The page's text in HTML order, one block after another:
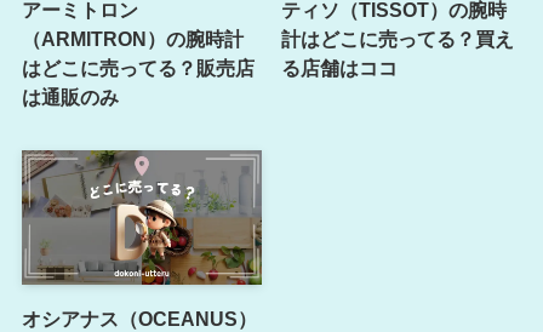
アーミトロン
（ARMITRON）の腕時計
はどこに売ってる？販売店
は通販のみ
ティソ（TISSOT）の腕時
計はどこに売ってる？買え
る店舗はココ
オシアナス（OCEANUS）